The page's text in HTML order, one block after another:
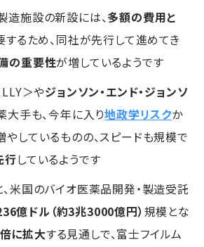
施設の新設には、多額の費用と
するため、同社が先行して進めてき
の重要性が増しているようです
＞やジョンソン・エンド・ジョンソ
手も、今年に入り地政学リスクか
しているものの、スピードも規模で
行しているようです
米国のバイオ医薬品開発・製造受託
億ドル（約3兆3000億円） 規模とな
に拡大する見通しで、富士フイルム